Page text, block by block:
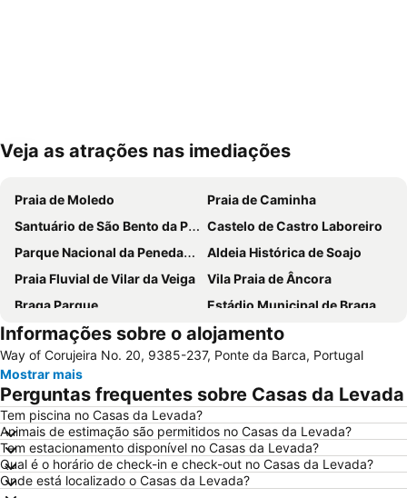
Ampliar mapa
Veja as atrações nas imediações
Praia de Moledo
Praia de Caminha
Santuário de São Bento da Porta Aberta
Castelo de Castro Laboreiro
Parque Nacional da Peneda-Gerês
Aldeia Histórica de Soajo
Praia Fluvial de Vilar da Veiga
Vila Praia de Âncora
Braga Parque
Estádio Municipal de Braga - Estádio AXA
Bom Jesus do Monte
Cascata do Tahiti - Ermida
do Cabedelo
Praia Fluvial do Taboão
Termas Romanas do Alto da Cividade
Estação de Caminhos de Ferro de Braga
Aquático de Fafe
Centro Histórico de Guimarães
Lago dos Cisnes
DiverLanhoso
Da Amorosa
Praia da Foz do Minho
Minho Center
Azurara Parque Aventura
Informações sobre o alojamento
Way of Corujeira No. 20, 9385-237, Ponte da Barca, Portugal
Mostrar mais
Perguntas frequentes sobre Casas da Levada
Tem piscina no Casas da Levada?
Animais de estimação são permitidos no Casas da Levada?
Tem estacionamento disponível no Casas da Levada?
Qual é o horário de check-in e check-out no Casas da Levada?
Onde está localizado o Casas da Levada?